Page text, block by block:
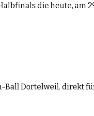
die heute,
Ball Dortelweil, direkt